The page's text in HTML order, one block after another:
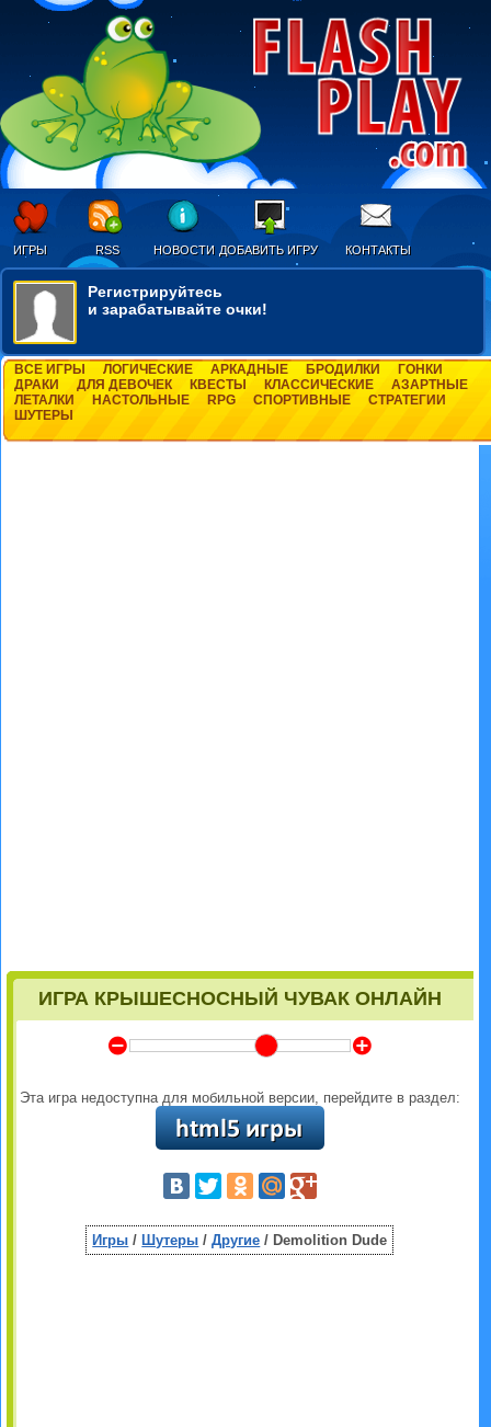
ИГРЫ RSS НОВОСТИ ДОБАВИТЬ ИГРУ КОНТАКТЫ
Регистрируйтесь
и зарабатывайте очки!
ВСЕ ИГРЫ ЛОГИЧЕСКИЕ АРКАДНЫЕ БРОДИЛКИ
ГОНКИ
ДРАКИ
ДЛЯ ДЕВОЧЕК КВЕСТЫ КЛАССИЧЕСКИЕ
АЗАРТНЫЕ
ЛЕТАЛКИ
НАСТОЛЬНЫЕ RPG СПОРТИВНЫЕ
СТРАТЕГИИ
ШУТЕРЫ
ИГРА КРЫШЕСНОСНЫЙ ЧУВАК ОНЛАЙН
Y Z
Эта игра недоступна для мобильной версии, перейдите в раздел:
Игры / Шутеры /Другие / Demolition Dude